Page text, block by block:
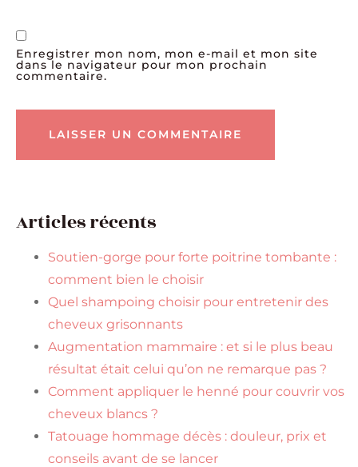
Enregistrer mon nom, mon e-mail et mon site
dans le navigateur pour mon prochain
commentaire.
Articles récents
Soutien-gorge pour forte poitrine tombante :
comment bien le choisir
Quel shampoing choisir pour entretenir des
cheveux grisonnants
Augmentation mammaire : et si le plus beau
résultat était celui qu’on ne remarque pas ?
Comment appliquer le henné pour couvrir vos
cheveux blancs ?
Tatouage hommage décès : douleur, prix et
conseils avant de se lancer